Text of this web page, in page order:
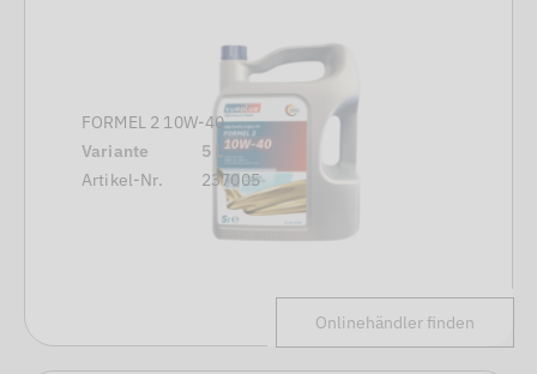
FORMEL 2 10W-40
Variante
5 L
Artikel-Nr.
237005
Onlinehändler finden